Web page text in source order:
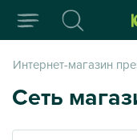
Интернет-магазин
Сеть